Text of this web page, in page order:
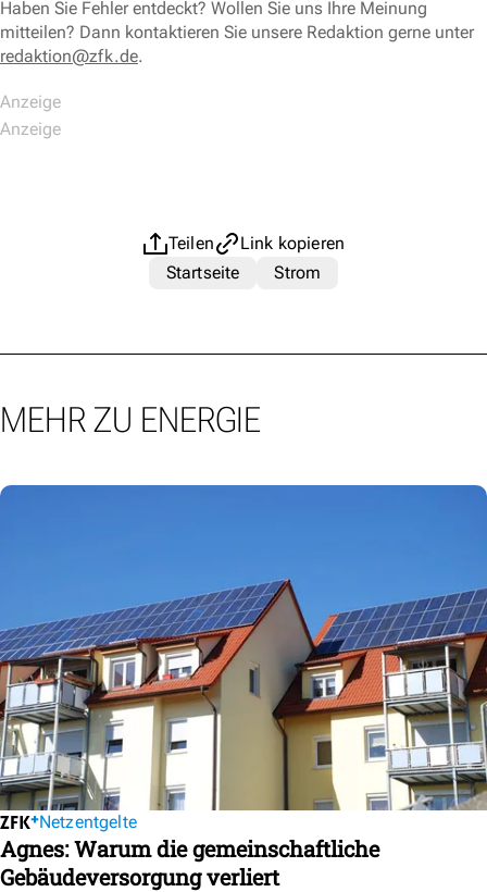
Haben Sie Fehler entdeckt? Wollen Sie uns Ihre Meinung
mitteilen? Dann kontaktieren Sie unsere Redaktion gerne unter
redaktion@zfk.de.
Teilen
Link kopieren
Startseite
Strom
MEHR ZU ENERGIE
Netzentgelte
Agnes: Warum die gemeinschaftliche
Gebäudeversorgung verliert